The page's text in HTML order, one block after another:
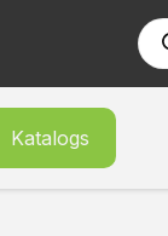
Katalogs